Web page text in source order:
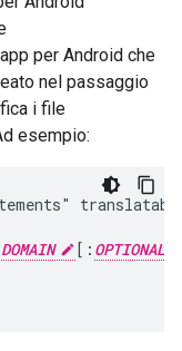
per Android che
nel passaggio
i file
esempio:
DOMAIN [: